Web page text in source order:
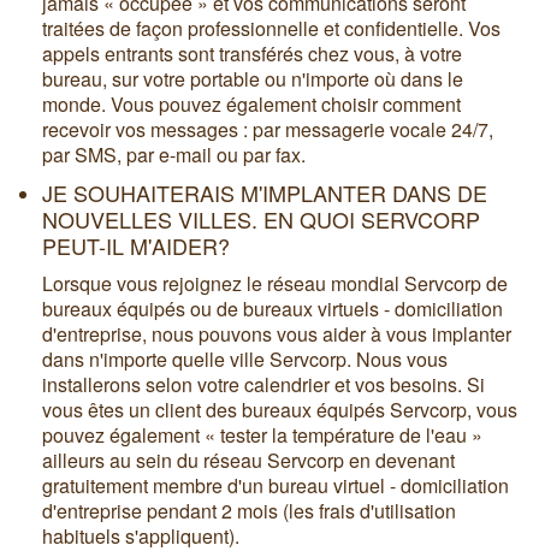
traitées de façon professionnelle et confidentielle. Vos
appels entrants sont transférés chez vous, à votre
bureau, sur votre portable ou n'importe où dans le
monde. Vous pouvez également choisir comment
recevoir vos messages : par messagerie vocale 24/7,
par SMS, par e-mail ou par fax.
JE SOUHAITERAIS M'IMPLANTER DANS DE
NOUVELLES VILLES. EN QUOI SERVCORP
PEUT-IL M'AIDER?
Lorsque vous rejoignez le réseau mondial Servcorp de
bureaux équipés ou de bureaux virtuels - domiciliation
d'entreprise, nous pouvons vous aider à vous implanter
dans n'importe quelle ville Servcorp. Nous vous
installerons selon votre calendrier et vos besoins. Si
vous êtes un client des bureaux équipés Servcorp, vous
pouvez également « tester la température de l'eau »
ailleurs au sein du réseau Servcorp en devenant
gratuitement membre d'un bureau virtuel - domiciliation
d'entreprise pendant 2 mois (les frais d'utilisation
habituels s'appliquent).